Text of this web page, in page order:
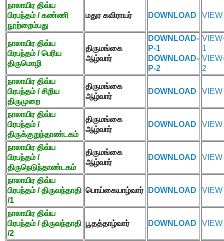
நாலாயிர திவ்ய
பிரபந்தம் / கண்ணி
நூற்றைம்பது
மதுர கவிராயர் DOWNLOAD VIEW
நாலாயிர திவ்ய
பிரபந்தம் / பெரிய
திருமொழி
திருமங்கை
ஆழ்வார்
DOWNLOAD-
P-1
DOWNLOAD-
P-2
1
2
நாலாயிர திவ்ய
பிரபந்தம் / சிறிய
திருமுறை
திருமங்கை
ஆழ்வார்
DOWNLOAD VIEW
நாலாயிர திவ்ய
பிரபந்தம் /
திருக்குறுந்தாண்டகம்
திருமங்கை
ஆழ்வார்
DOWNLOAD VIEW
நாலாயிர திவ்ய
பிரபந்தம் /
திருநெடுந்தாண்டகம்
திருமங்கை
ஆழ்வார்
DOWNLOAD VIEW
நாலாயிர திவ்ய
பிரபந்தம் / திருவந்தாதி
/1
பொய்கையாழ்வார் DOWNLOAD VIEW
நாலாயிர திவ்ய
பிரபந்தம் / திருவந்தாதி
/2
பூதத்தாழ்வார் DOWNLOAD VIEW